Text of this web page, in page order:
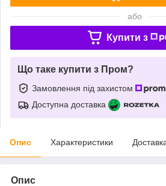
або
Купити з
Що таке купити з Пром?
Замовлення під захистом
Доступна доставка
Опис Характеристики
Опис